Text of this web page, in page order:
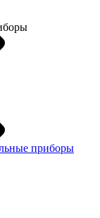
приборы